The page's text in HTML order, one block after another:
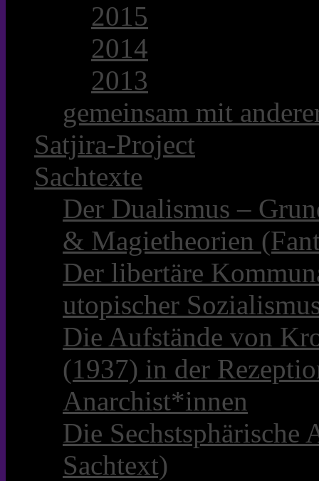
2015
2014
2013
gemeinsam mit
Satjira-Project
Sachtexte
Der Dualismus –
& Magietheorien
Der libertäre
utopischer
Die Aufstände von
(1937) in der
Anarchist*innen
Die Sechstsphärische
Sachtext)